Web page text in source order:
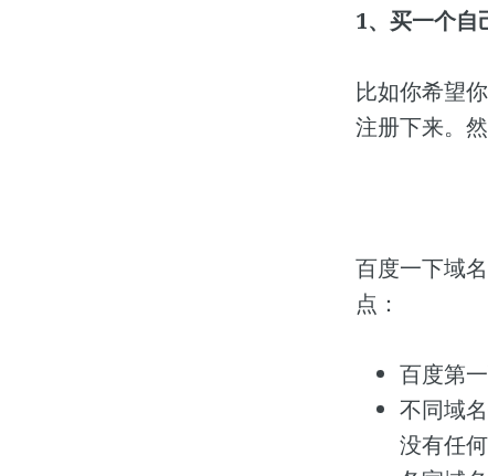
1、买一个自
比如你希望
注册下来。
百度一下域
点：
百度第
不同域
没有任